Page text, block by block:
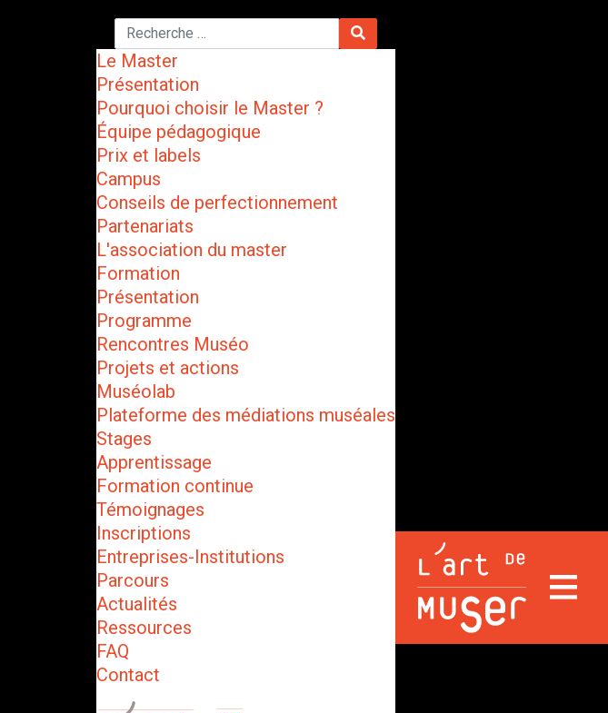
Le Master
Présentation
Pourquoi choisir le Master ?
Équipe pédagogique
Prix et labels
Campus
Conseils de perfectionnement
Partenariats
L'association du master
Formation
Présentation
Programme
Rencontres Muséo
Projets et actions
Muséolab
Plateforme des médiations muséales
Stages
Apprentissage
Formation continue
Témoignages
Inscriptions
Entreprises-Institutions
Parcours
Actualités
Ressources
FAQ
Contact